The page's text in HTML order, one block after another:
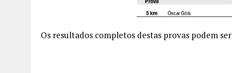
Os resultados completos destas provas podem ser